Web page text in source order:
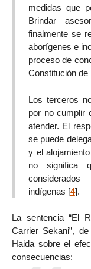
medidas que
Brindar
finalmente se
aborígenes e
proceso de
Constitución de
Los terceros
por no cumplir
atender. El
se puede
y el
no significa
indígenas [4].
La sentencia “El
Carrier Sekani”,
Haida sobre el
consecuencias: